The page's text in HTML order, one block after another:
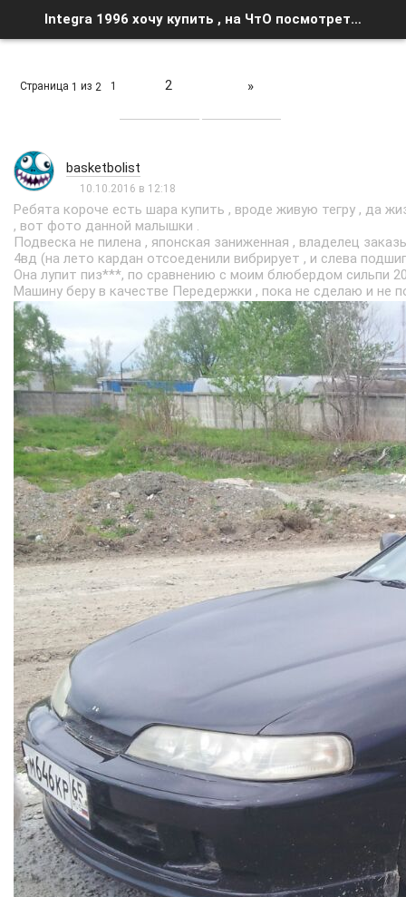
Integra 1996 хочу купить , на ЧтО посмотреть :? - Список форумов
Страница 1 из 2 1 2 »
basketbolist
10.10.2016 в 12:18
Ребята короче есть шара купить , вроде живую тегру , да
, вот фото данной малышки .
Подвеска не пилена , японская заниженная , владелец
4вд (на лето кардан отсоеденили вибрирует , и слева
Она лупит пиз***, по сравнению с моим блюбердом сильпи
Машину беру в качестве Передержки , пока не сделаю и не